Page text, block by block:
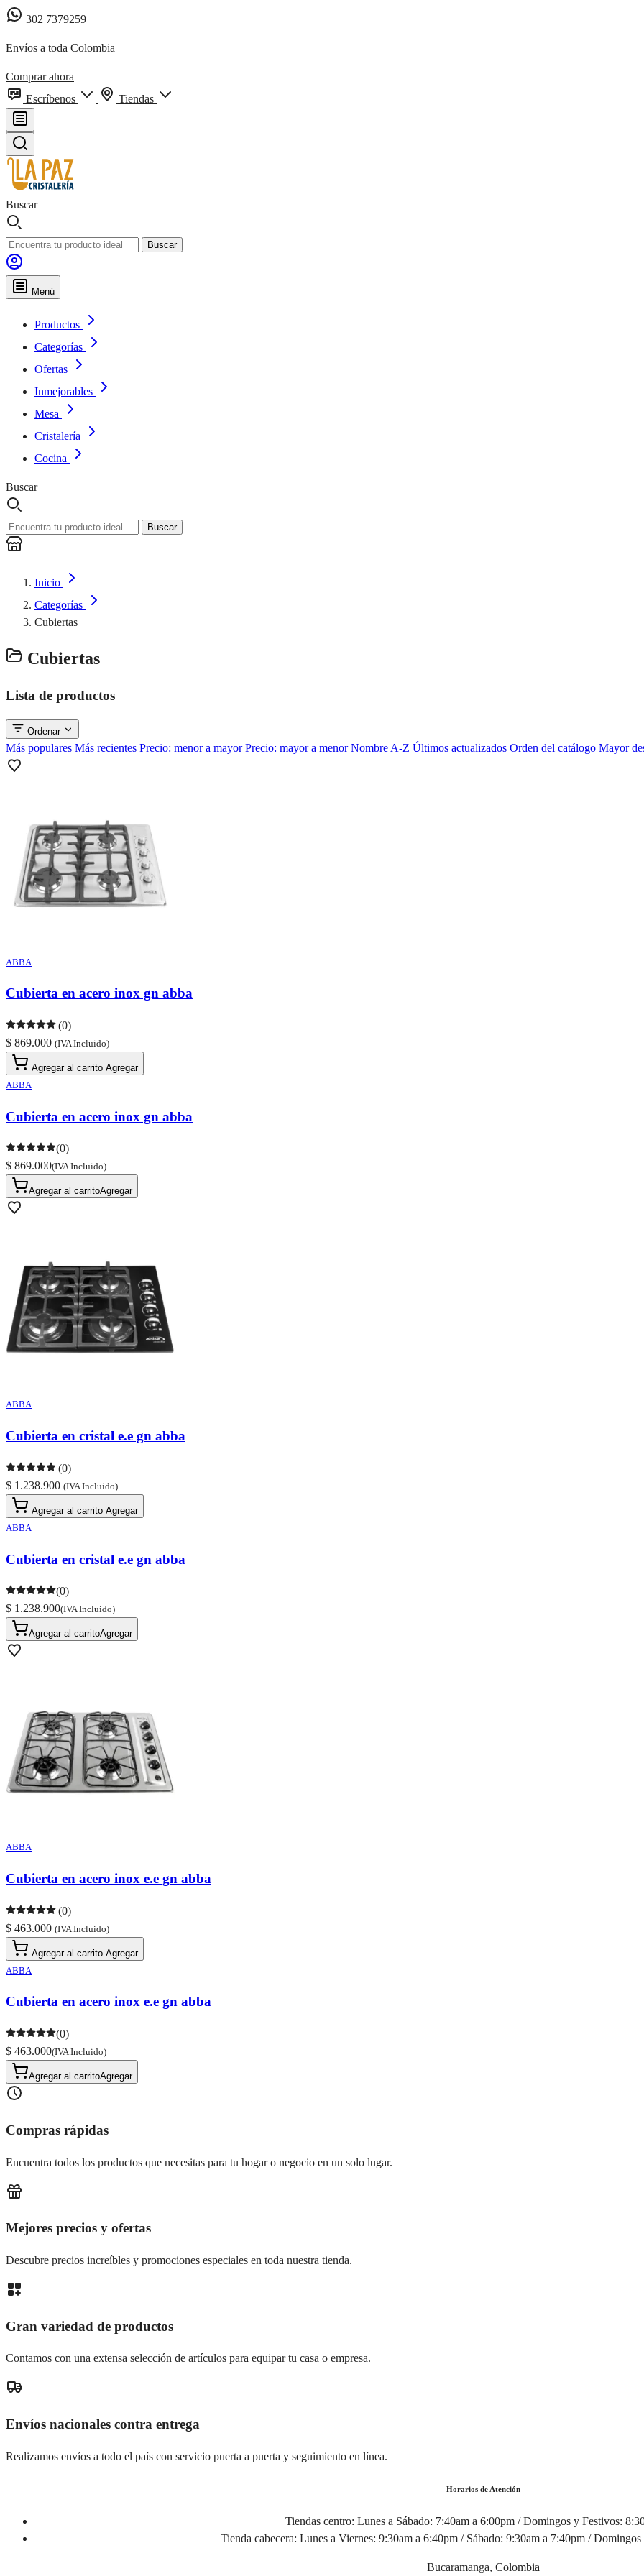
302 7379259
Envíos a toda Colombia
Comprar ahora
Escríbenos
Tiendas
Buscar
Buscar
Menú
Productos
Categorías
Ofertas
Inmejorables
Mesa
Cristalería
Cocina
Buscar
Buscar
Inicio
Categorías
Cubiertas
Cubiertas
Lista de productos
Ordenar
Más populares Más recientes Precio: menor a mayorPrecio: mayor a menorNombre A-Z Últimos actualizados Orden del catálogo Mayor
ABBA
Cubierta en acero inox gn abba
(0)
$ 869.000 (IVA Incluido)
Agregar al carrito Agregar
ABBA
Cubierta en acero inox gn abba
(0)
$ 869.000(IVA Incluido)
Agregar al carritoAgregar
ABBA
Cubierta en cristal e.e gn abba
(0)
$ 1.238.900 (IVA Incluido)
Agregar al carrito Agregar
ABBA
Cubierta en cristal e.e gn abba
(0)
$ 1.238.900(IVA Incluido)
Agregar al carritoAgregar
ABBA
Cubierta en acero inox e.e gn abba
(0)
$ 463.000 (IVA Incluido)
Agregar al carrito Agregar
ABBA
Cubierta en acero inox e.e gn abba
(0)
$ 463.000(IVA Incluido)
Agregar al carritoAgregar
Compras rápidas
Encuentra todos los productos que necesitas para tu hogar o negocio en un solo lugar.
Mejores precios y ofertas
Descubre precios increíbles y promociones especiales en toda nuestra tienda.
Gran variedad de productos
Contamos con una extensa selección de artículos para equipar tu casa o empresa.
Envíos nacionales contra entrega
Realizamos envíos a todo el país con servicio puerta a puerta y seguimiento en línea.
Horarios de Atención
Tiendas centro: Lunes a Sábado: 7:40am a 6:00pm / Domingos y Festivos:
Tienda cabecera: Lunes a Viernes: 9:30am a 6:40pm / Sábado: 9:30am a 7:40pm /
Bucaramanga, Colombia